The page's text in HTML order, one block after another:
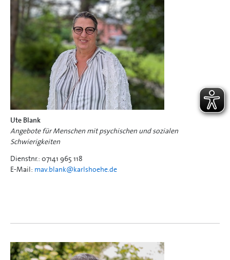
Ute Blank
Angebote für Menschen mit psychischen und sozialen
Schwierigkeiten
Dienstnr.: 07141 965 118
E-Mail: mav.blank@karlshoehe.de